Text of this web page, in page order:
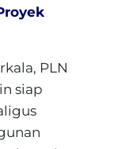
PLN
siap